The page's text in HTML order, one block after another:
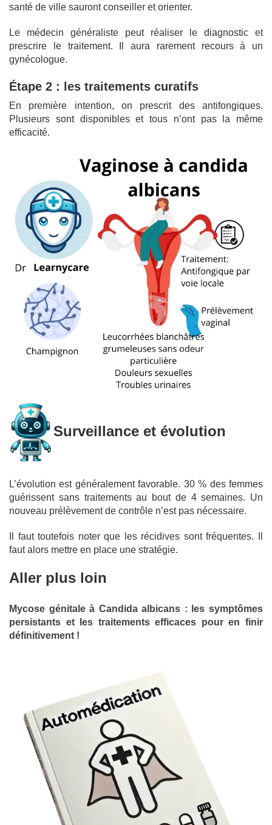
santé de ville sauront conseiller et orienter.
Le médecin généraliste peut réaliser le diagnostic et
prescrire le traitement. Il aura rarement recours à un
gynécologue.
Étape 2 : les traitements curatifs
En première intention, on prescrit des antifongiques.
Plusieurs sont disponibles et tous n’ont pas la même
efficacité.
Surveillance et évolution
L’évolution est généralement favorable. 30 % des femmes
guérissent sans traitements au bout de 4 semaines. Un
nouveau prélèvement de contrôle n’est pas nécessaire.
Il faut toutefois noter que les récidives sont fréquentes. Il
faut alors mettre en place une stratégie.
Aller plus loin
Mycose génitale à Candida albicans : les symptômes
persistants et les traitements efficaces pour en finir
définitivement !